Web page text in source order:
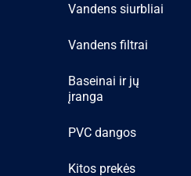
Vandens siurbliai
Vandens filtrai
Baseinai ir jų
įranga
PVC dangos
Kitos prekės